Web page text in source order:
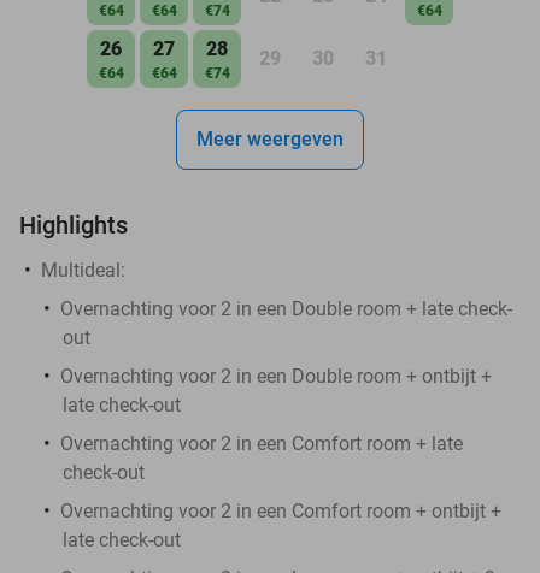
€64 €64 €74 €64
26
€64
27
€64
28
€74
29 30 31
Meer weergeven
Highlights
Multideal:
Overnachting voor 2 in een Double room + late check-
out
Overnachting voor 2 in een Double room + ontbijt +
late check-out
Overnachting voor 2 in een Comfort room + late
check-out
Overnachting voor 2 in een Comfort room + ontbijt +
late check-out